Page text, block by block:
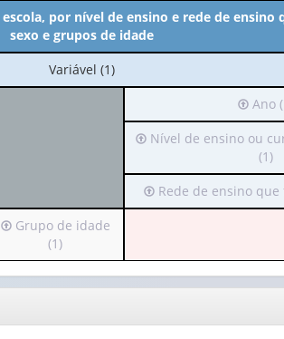
por nível de ensino e rede de ensino
sexo e grupos de idade
No
cabeçalho:
Variável (1)
Irá
para
o
(possui
apenas
1
Ano
(1)
Ano
Irá
o
cabeçalho
(possui
valor):
Nível de ensino ou
(1)
Irá
para
(possui
apenas
Rede de ensino
Irá
o
cabeçalho
Grupo de idade
(1)